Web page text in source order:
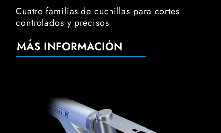
Cuatro familias de cuchillas para cortes
controlados y precisos
MÁS INFORMACIÓN